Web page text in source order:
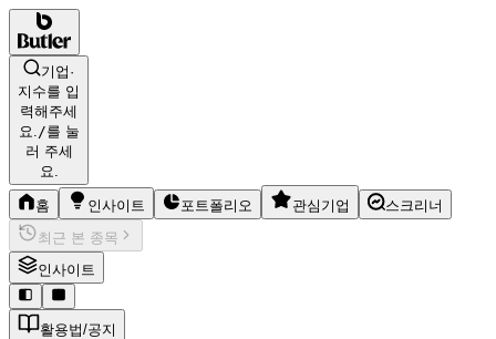
기업·
지수를 입
력해주세
요./를 눌
러 주세
요.
홈 인사이트 포트폴리오 관심기업
스크리너
최근 본 종목
인사이트
활용법/공지